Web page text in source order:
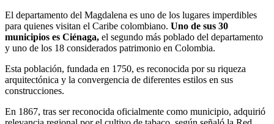
El departamento del Magdalena es uno de los lugares imperdibles
para quienes visitan el Caribe colombiano. Uno de sus 30
municipios es Ciénaga, el segundo más poblado del departamento
y uno de los 18 considerados patrimonio en Colombia.
Esta población, fundada en 1750, es reconocida por su riqueza
arquitectónica y la convergencia de diferentes estilos en sus
construcciones.
En 1867, tras ser reconocida oficialmente como municipio, adquirió